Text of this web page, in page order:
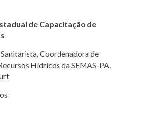
de Capacitação de
Sanitarista, Coordenadora de
Hídricos da SEMAS-PA,